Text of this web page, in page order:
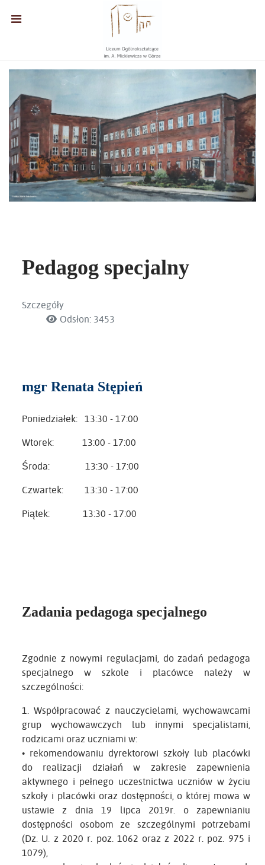
Pedagog specjalny
Szczegóły
Odsłon: 3453
mgr Renata Stępień
Poniedziałek: 13:30 - 17:00
Wtorek: 13:00 - 17:00
Środa: 13:30 - 17:00
Czwartek: 13:30 - 17:00
Piątek: 13:30 - 17:00
Zadania pedagoga specjalnego
Zgodnie z nowymi regulacjami, do zadań pedagoga
specjalnego w szkole i placówce należy w
szczególności:
1. Współpracować z nauczycielami, wychowawcami
grup wychowawczych lub innymi specjalistami,
rodzicami oraz uczniami w:
• rekomendowaniu dyrektorowi szkoły lub placówki
do realizacji działań w zakresie zapewnienia
aktywnego i pełnego uczestnictwa uczniów w życiu
szkoły i placówki oraz dostępności, o której mowa w
ustawie z dnia 19 lipca 2019r. o zapewnianiu
dostępności osobom ze szczególnymi potrzebami
(Dz. U. z 2020 r. poz. 1062 oraz z 2022 r. poz. 975 i
1079),